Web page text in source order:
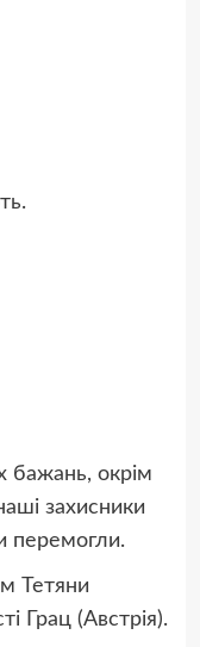
бажань, окрім
захисники
перемогли.
Тетяни
Грац (Австрія).